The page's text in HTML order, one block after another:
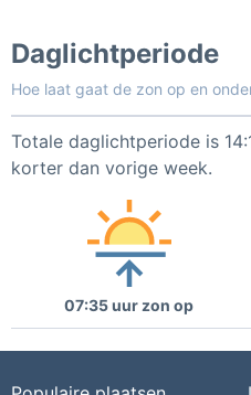
Daglichtperiode
Hoe laat gaat de zon op en
Totale daglichtperiode is
korter dan vorige week.
07:35 uur zon op